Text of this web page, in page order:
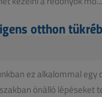
otthon
ez alkalommal
önálló lépéseket